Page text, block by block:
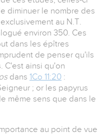
diminuer le nombre des
au N.T.
environ 350. Ces
dans les épîtres
de penser qu'ils
C'est ainsi qu'on
dans 1Co 11:20 :
; or les papyrus
même sens que dans le
au point de vue